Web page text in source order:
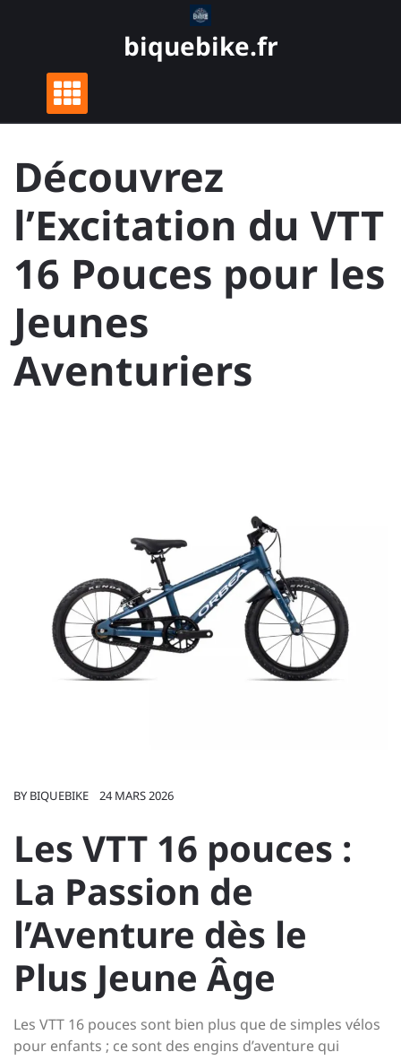
biquebike.fr
Découvrez
l’Excitation du VTT
16 Pouces pour les
Jeunes
Aventuriers
BY BIQUEBIKE 24 MARS 2026
Les VTT 16 pouces :
La Passion de
l’Aventure dès le
Plus Jeune Âge
Les VTT 16 pouces sont bien plus que de simples vélos
pour enfants ; ce sont des engins d’aventure qui